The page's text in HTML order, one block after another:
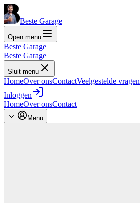
Beste Garage
Open menu
Beste Garage
Beste Garage
Sluit menu
HomeOver onsContactVeelgestelde vragen
Inloggen
HomeOver onsContact
Menu